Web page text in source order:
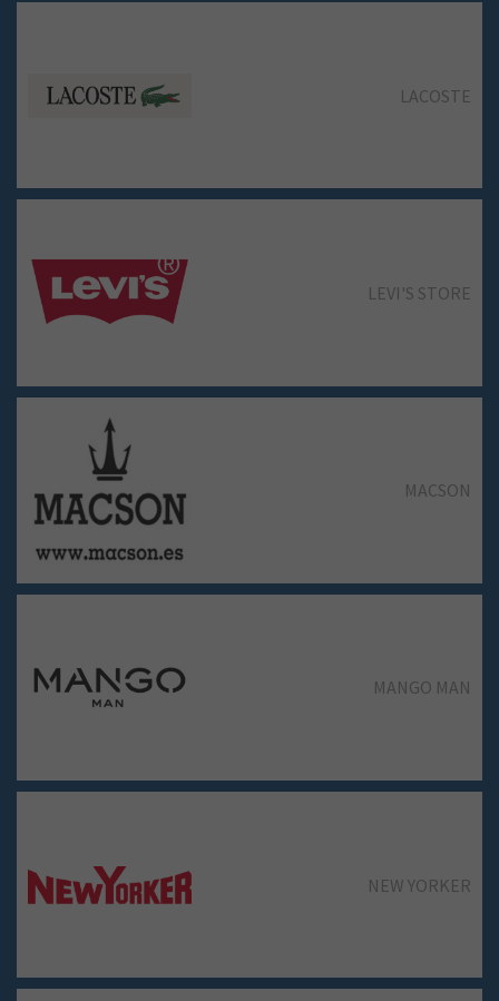
NEW YORKER
PRIMADONNA COLLECTION
PULL & BEAR DONA
PUNT ROMA
SNIPES
LACOSTE
LEVI'S STORE
MACSON
MANGO MAN
NEW YORKER